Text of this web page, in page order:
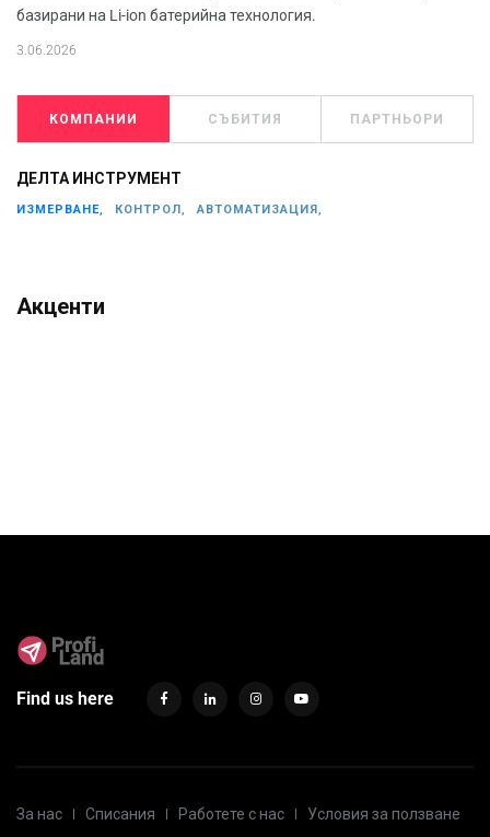
базирани на Li-ion батерийна технология.
3.06.2026
КОМПАНИИ СЪБИТИЯ ПАРТНЬОРИ
ДЕЛТА ИНСТРУМЕНТ
ИЗМЕРВАНЕ, КОНТРОЛ, АВТОМАТИЗАЦИЯ,
Акценти
Find us here
За нас Списания Работете с нас Условия за ползване